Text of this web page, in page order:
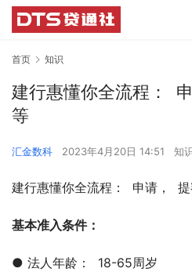
首页 知识
建行惠懂你全流程：
等
汇金数科 2023年4月20日 14:51 知
建行惠懂你全流程：  申请，
基本准入条件：
● 法⼈年龄：  18-65周岁